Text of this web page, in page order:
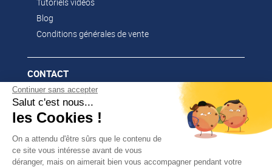
Continuer sans accepter
Salut c'est nous...
les Cookies !
On a attendu d'être sûrs que le contenu de
ce site vous intéresse avant de vous
déranger, mais on aimerait bien vous accompagner pendant votre
Blog
Conditions générales de vente
CONTACT
02 51 52 26 57
contacts@franssen-loisirs.fr